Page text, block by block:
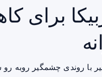
برای
با روندی چشمگیر روبه